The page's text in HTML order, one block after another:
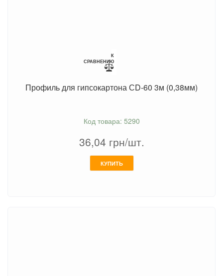
К
СРАВНЕНИЮ
Профиль для гипсокартона СD-60 3м (0,38мм)
Код товара: 5290
36,04 грн/шт.
КУПИТЬ